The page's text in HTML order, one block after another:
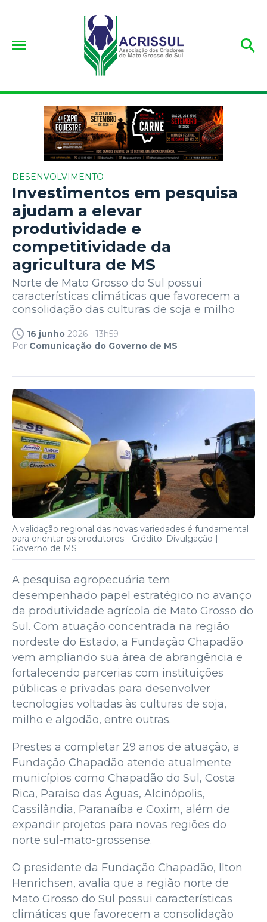
DESENVOLVIMENTO
Investimentos em pesquisa
ajudam a elevar
produtividade e
competitividade da
agricultura de MS
Norte de Mato Grosso do Sul possui
características climáticas que favorecem a
consolidação das culturas de soja e milho
16 junho 2026 - 13h59
Por Comunicação do Governo de MS
A validação regional das novas variedades é fundamental
para orientar os produtores - Crédito: Divulgação |
Governo de MS
A pesquisa agropecuária tem
desempenhado papel estratégico no avanço
da produtividade agrícola de Mato Grosso do
Sul. Com atuação concentrada na região
nordeste do Estado, a Fundação Chapadão
vem ampliando sua área de abrangência e
fortalecendo parcerias com instituições
públicas e privadas para desenvolver
tecnologias voltadas às culturas de soja,
milho e algodão, entre outras.
Prestes a completar 29 anos de atuação, a
Fundação Chapadão atende atualmente
municípios como Chapadão do Sul, Costa
Rica, Paraíso das Águas, Alcinópolis,
Cassilândia, Paranaíba e Coxim, além de
expandir projetos para novas regiões do
norte sul-mato-grossense.
O presidente da Fundação Chapadão, Ilton
Henrichsen, avalia que a região norte de
Mato Grosso do Sul possui características
climáticas que favorecem a consolidação